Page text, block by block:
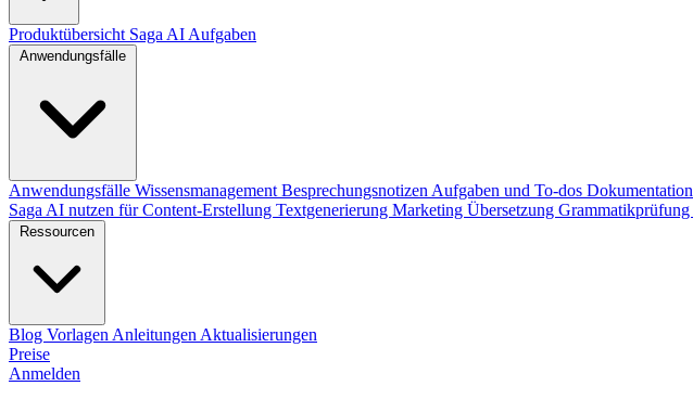
Produktübersicht Saga AI Aufgaben
Anwendungsfälle Wissensmanagement Besprechungsnotizen Aufgaben und To-dos Dokumentation
Saga AI nutzen fürContent-Erstellung Textgenerierung Marketing Übersetzung Grammatikprüfung
Blog Vorlagen Anleitungen Aktualisierungen
Preise
Anmelden